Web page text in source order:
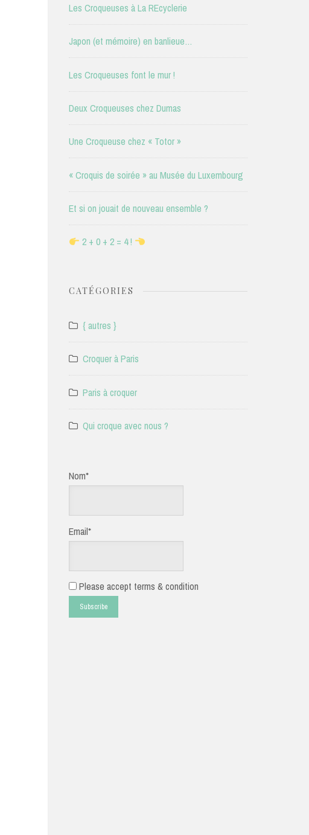
Les Croqueuses à La REcyclerie
Japon (et mémoire) en banlieue…
Les Croqueuses font le mur !
Deux Croqueuses chez Dumas
Une Croqueuse chez « Totor »
« Croquis de soirée » au Musée du Luxembourg
Et si on jouait de nouveau ensemble ?
2 + 0 + 2 = 4 !
CATÉGORIES
{ autres }
Croquer à Paris
Paris à croquer
Qui croque avec nous ?
Nom*
Email*
Please accept terms & condition